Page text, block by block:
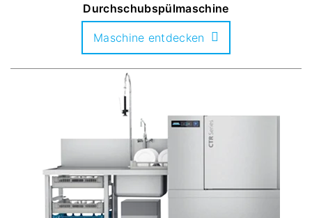
Durchschubspülmaschine
Maschine entdecken